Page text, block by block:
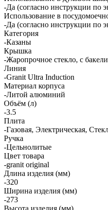
-Да (согласно инструкции по
Использование в
-Да (согласно инструкции по
Категория
-Казаны
Крышка
-Жаропрочное стекло, с
Линия
-Granit Ultra Induction
Материал корпуса
-Литой алюминий
Объём (л)
-3.5
Плита
-Газовая, Электрическая,
Ручка
-Цельнолитые
Цвет товара
-granit original
Длина изделия (мм)
-320
Ширина изделия (мм)
-273
Высота изделия (мм)